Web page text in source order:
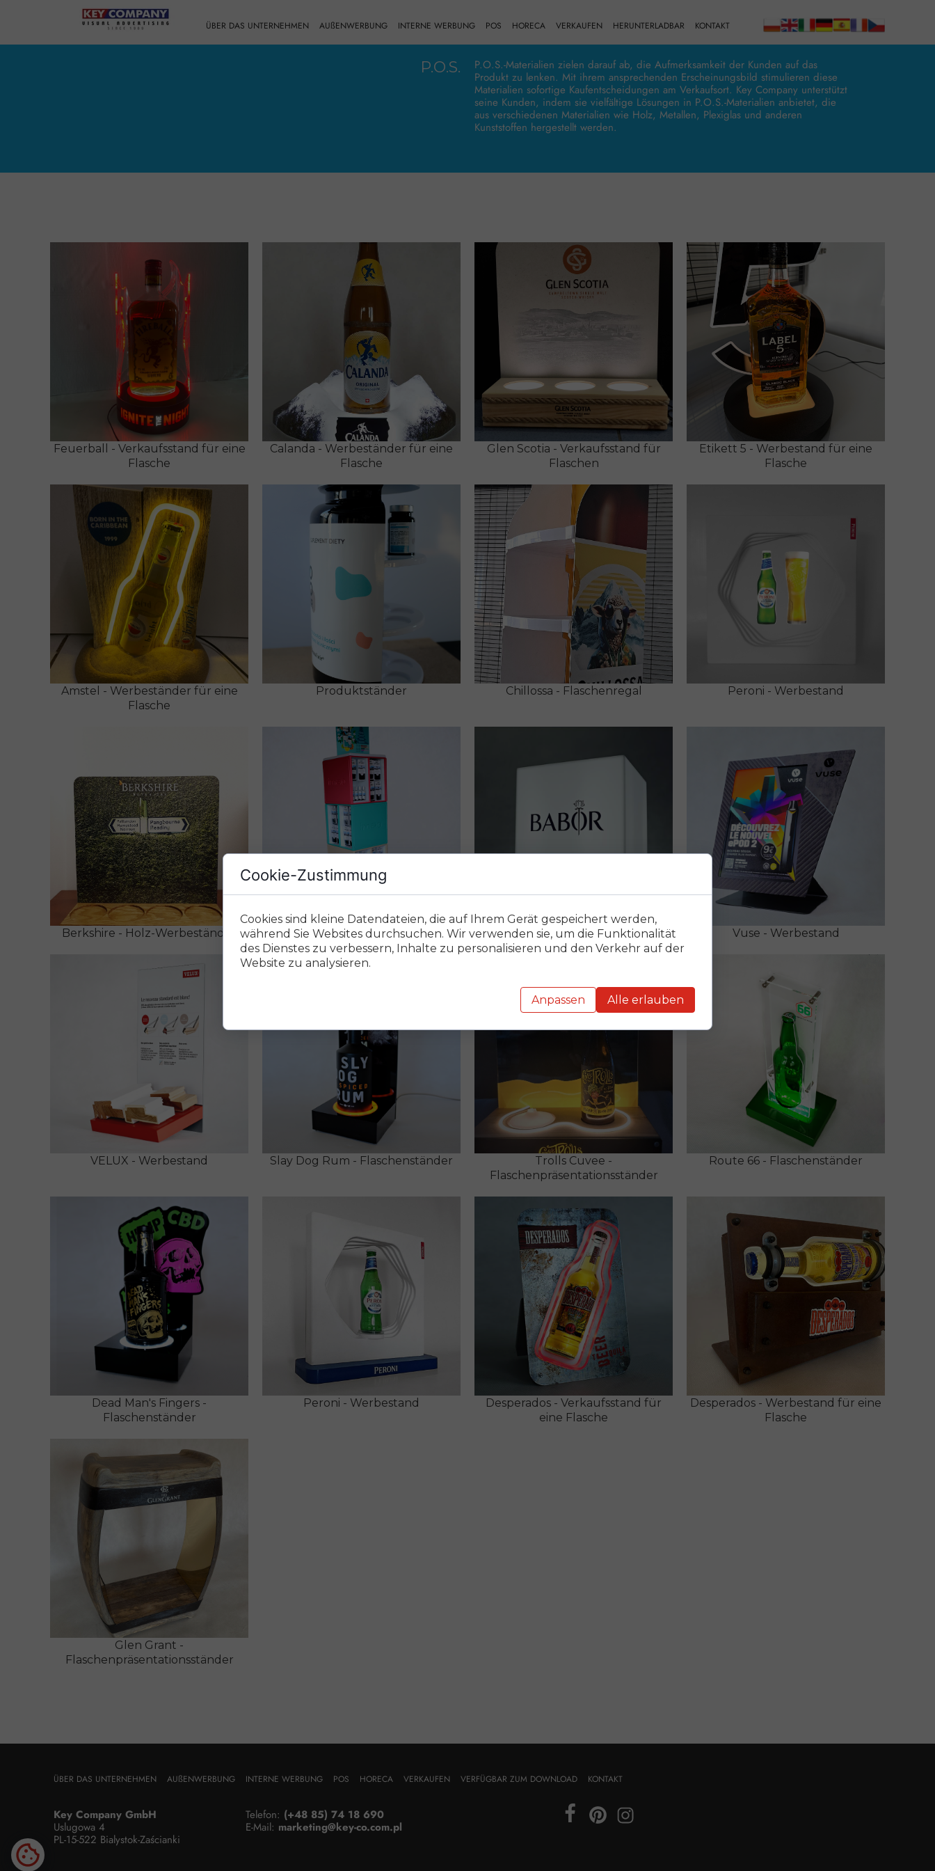
ÜBER DAS UNTERNEHMEN AUßENWERBUNG INTERNE WERBUNG POS HORECA VERKAUFEN HERUNTERLADBAR KONTAKT
P.O.S.
P.O.S.-Materialien zielen darauf ab, die Aufmerksamkeit der Kunden auf das
Produkt zu lenken. Mit ihrem ansprechenden Erscheinungsbild stimulieren diese
Materialien sofortige Kaufentscheidungen am Verkaufsort. Key Company unterstützt
seine Kunden, indem sie vielfältige Lösungen in P.O.S.-Materialien anbietet, die
aus verschiedenen Materialien wie Holz, Metallen, Plexiglas und anderen
Kunststoffen hergestellt werden.
Feuerball - Verkaufsstand für eine
Flasche
Calanda - Werbeständer für eine
Flasche
Glen Scotia - Verkaufsstand für
Flaschen
Etikett 5 - Werbestand für eine
Flasche
Amstel - Werbeständer für eine
Flasche
Produktständer Chillossa - Flaschenregal Peroni - Werbestand
Berkshire - Holz-Werbeständer Imoa - Regal für Produkte Babor - Produktständer Vuse - Werbestand
VELUX - Werbestand Slay Dog Rum - Flaschenständer
Trolls Cuvee -
Flaschenpräsentationsständer
Route 66 - Flaschenständer
Dead Man's Fingers -
Flaschenständer
Peroni - Werbestand
Desperados - Verkaufsstand für
eine Flasche
Desperados - Werbestand für eine
Flasche
Glen Grant -
Flaschenpräsentationsständer
Telefon: (+48 85) 74 18 690
E-Mail: marketing@key-co.com.pl
Key Company GmbH
Uslugowa 4
PL-15-522 Bialystok-Zaścianki
ÜBER DAS UNTERNEHMEN AUßENWERBUNG INTERNE WERBUNG POS HORECA VERKAUFEN VERFÜGBAR ZUM DOWNLOAD KONTAKT
Cookie-Zustimmung
Cookies sind kleine Datendateien, die auf Ihrem Gerät gespeichert werden,
während Sie Websites durchsuchen. Wir verwenden sie, um die Funktionalität
des Dienstes zu verbessern, Inhalte zu personalisieren und den Verkehr auf der
Website zu analysieren.
Anpassen Alle erlauben